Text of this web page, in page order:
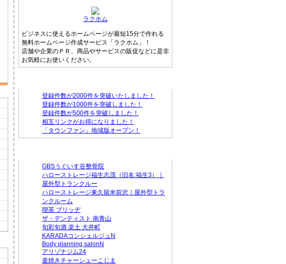
ラクホム
ビジネスに使えるホームページが最短15分で作れる
無料ホームページ作成サービス「ラクホム」！
店舗や企業のＰＲ、商品やサービスの販促などに是非
お気軽にお使いください。
登録件数が2000件を突破いたしました！
登録件数が1000件を突破しました！
登録件数が500件を突破しました！
相互リンクがお得になりました！
「タウンファン」地域版オープン！
GBSうぐいす谷整骨院
ハローストレージ福生志茂（旧名:福生3）｜
屋外型トランクルー
ハローストレージ東久留米前沢｜屋外型トラ
ンクルーム
喫茶 ブリッヂ
ザ・デンティスト 南青山
旬彩旬酒 楽土 大井町
KARADAコンシェルジュN
Body planning salonN
アリゾナジム24
釜焼きチャーシューこじま